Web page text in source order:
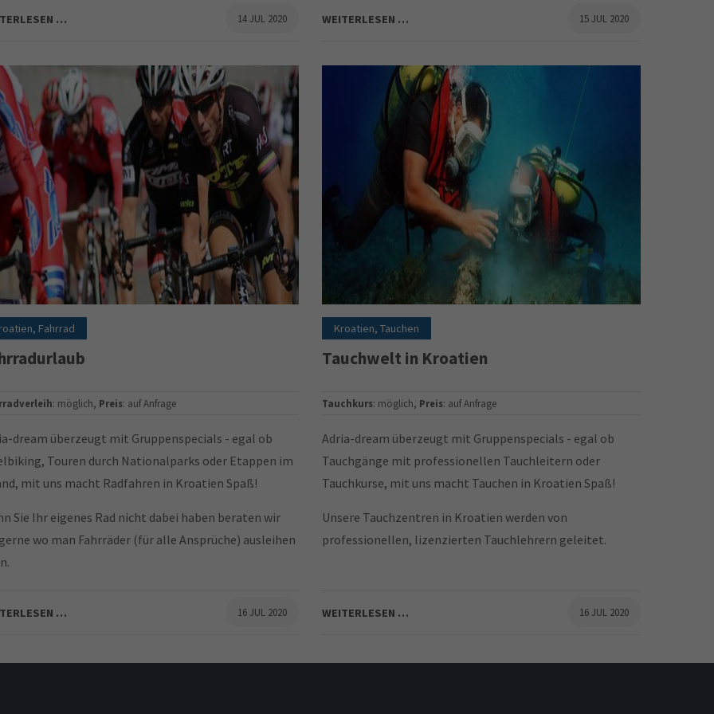
… 14 JUL 2020 WEITERLESEN … 15 JUL 2020
Fahrrad
: möglich, Preis: auf Anfrage
dream überzeugt mit Gruppenspecials - egal ob
Touren durch Nationalparks oder Etappen im
mit uns macht Radfahren in Kroatien Spaß!
Sie Ihr eigenes Rad nicht dabei haben beraten wir
wo man Fahrräder (für alle Ansprüche) ausleihen
… 16 JUL 2020
Kroatien, Tauchen
Tauchwelt in Kroatien
Tauchkurs: möglich, Preis: auf Anfrage
Adria-dream überzeugt mit Gruppenspecials - egal ob
Tauchgänge mit professionellen Tauchleitern oder
Tauchkurse, mit uns macht Tauchen in Kroatien Spaß!
Unsere Tauchzentren in Kroatien werden von
professionellen, lizenzierten Tauchlehrern geleitet.
WEITERLESEN … 16 JUL 2020